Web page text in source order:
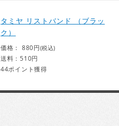
タミヤ リストバンド （ブラッ
ク）
価格： 880円(税込)
送料：510円
44ポイント獲得